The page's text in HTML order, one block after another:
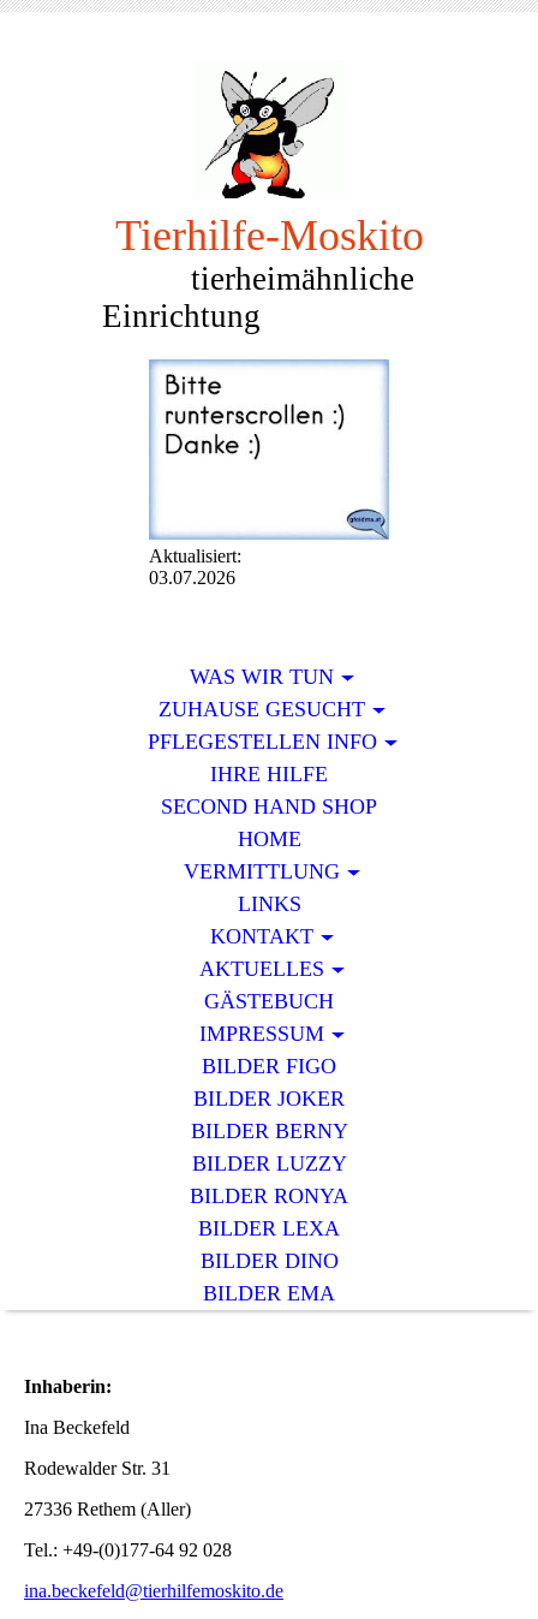
Tierhilfe-Moskito
tierheimähnliche
Einrichtung
Aktualisiert:
03.07.2026
WAS WIR TUN
ZUHAUSE GESUCHT
PFLEGESTELLEN INFO
IHRE HILFE
SECOND HAND SHOP
HOME
VERMITTLUNG
LINKS
KONTAKT
AKTUELLES
GÄSTEBUCH
IMPRESSUM
BILDER FIGO
BILDER JOKER
BILDER BERNY
BILDER LUZZY
BILDER RONYA
BILDER LEXA
BILDER DINO
BILDER EMA
Inhaberin:
Ina Beckefeld
Rodewalder Str. 31
27336 Rethem (Aller)
Tel.: +49-(0)177-64 92 028
ina.beckefeld@tierhilfemoskito.de